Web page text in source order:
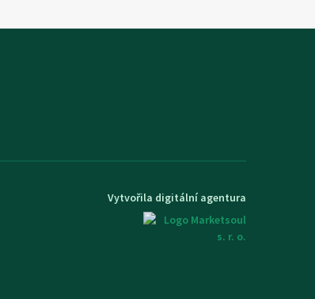
Vytvořila digitální agentura